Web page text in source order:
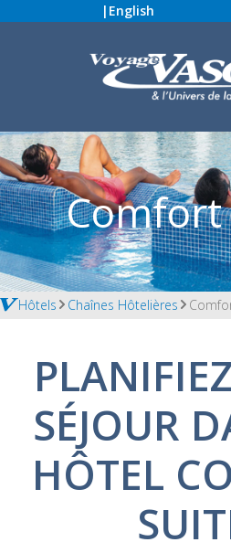
| English
Comfort
Hôtels Chaînes Hôtelières
SÉJOUR
HÔTEL